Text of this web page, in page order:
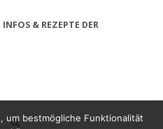
& REZEPTE DER
um bestmögliche Funktionalität